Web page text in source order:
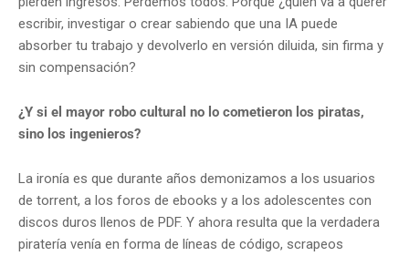
escribir, investigar o crear sabiendo que una IA puede
absorber tu trabajo y devolverlo en versión diluida, sin firma y
sin compensación?
¿Y si el mayor robo cultural no lo cometieron los piratas,
sino los ingenieros?
La ironía es que durante años demonizamos a los usuarios
de torrent, a los foros de ebooks y a los adolescentes con
discos duros llenos de PDF. Y ahora resulta que la verdadera
piratería venía en forma de líneas de código, scrapeos